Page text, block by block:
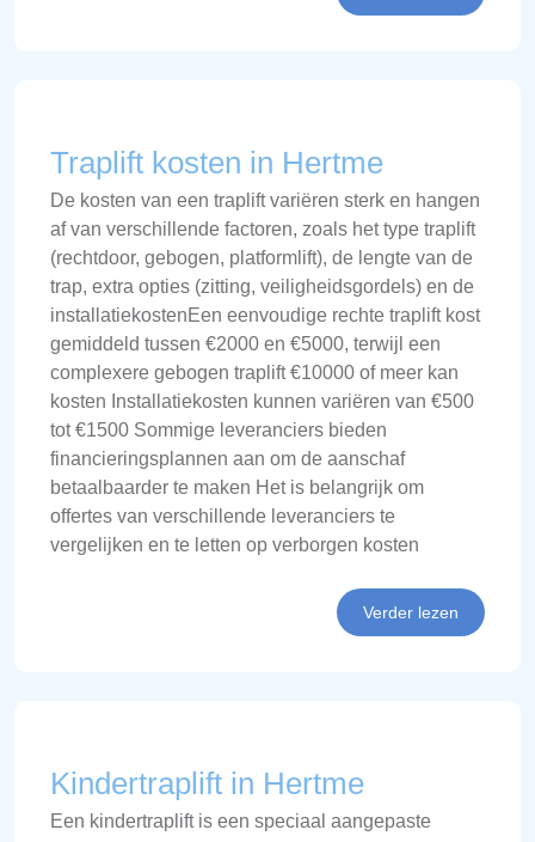
Traplift kosten in Hertme
De kosten van een traplift variëren sterk en hangen
af van verschillende factoren, zoals het type traplift
(rechtdoor, gebogen, platformlift), de lengte van de
trap, extra opties (zitting, veiligheidsgordels) en de
installatiekostenEen eenvoudige rechte traplift kost
gemiddeld tussen €2000 en €5000, terwijl een
complexere gebogen traplift €10000 of meer kan
kosten Installatiekosten kunnen variëren van €500
tot €1500 Sommige leveranciers bieden
financieringsplannen aan om de aanschaf
betaalbaarder te maken Het is belangrijk om
offertes van verschillende leveranciers te
vergelijken en te letten op verborgen kosten
Verder lezen
Kindertraplift in Hertme
Een kindertraplift is een speciaal aangepaste